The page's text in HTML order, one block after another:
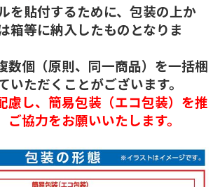
を貼付するために、包装の上か
箱等に納入したものとなりま
数個（原則、同一商品）を一括梱
いただくことがございます。
慮し、簡易包装（エコ包装）を推
ご協力をお願いいたします。